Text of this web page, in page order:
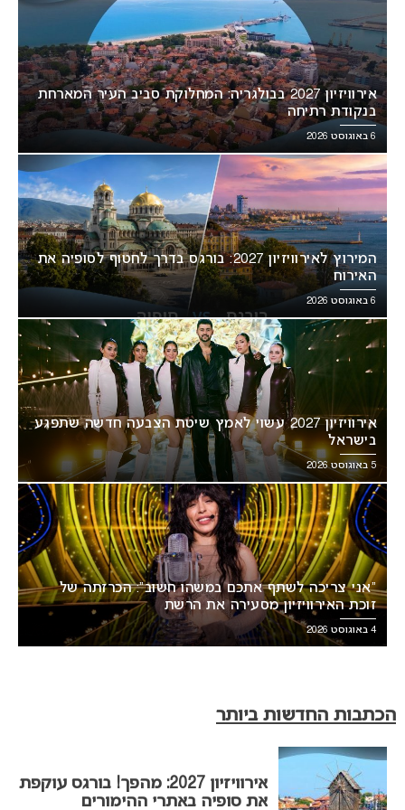
אירוויזיון 2027 בבולגריה: המחלוקת סביב העיר המארחת
בנקודת רתיחה
6 באוגוסט 2026
המירוץ לאירוויזיון 2027: בורגס בדרך לחטוף לסופיה את
האירוח
6 באוגוסט 2026
אירוויזיון 2027 עשוי לאמץ שיטת הצבעה חדשה שתפגע
בישראל
5 באוגוסט 2026
“אני צריכה לשתף אתכם במשהו חשוב”: הכרזתה של
זוכת האירוויזיון מסעירה את הרשת
4 באוגוסט 2026
הכתבות החדשות ביותר
אירוויזיון 2027: מהפך! בורגס עוקפת
את סופיה באתרי ההימורים